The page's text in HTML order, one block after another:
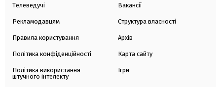
Телеведучі
Рекламодавцям
Правила користування
Політика конфіденційності
Політика використання
штучного інтелекту
Вакансії
Структура власності
Архів
Карта сайту
Ігри